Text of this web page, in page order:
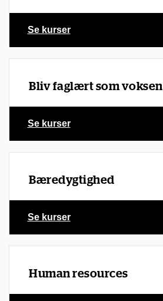
Se kurser
Bliv faglært som voksen
Se kurser
Bæredygtighed
Se kurser
Human resources